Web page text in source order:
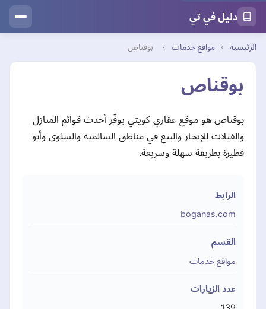
دليل في تي
الرئيسية › مواقع خدمات › بوقناص
بوقناص
بوقناص هو موقع عقاري كويتي يوفّر أحدث قوائم المنازل
والفيلات للإيجار والبيع في مناطق السالمية والسلوى وأبو
فطيرة بطريقة سهلة وسريعة.
الرابط
boganas.com
القسم
مواقع خدمات
عدد الزيارات